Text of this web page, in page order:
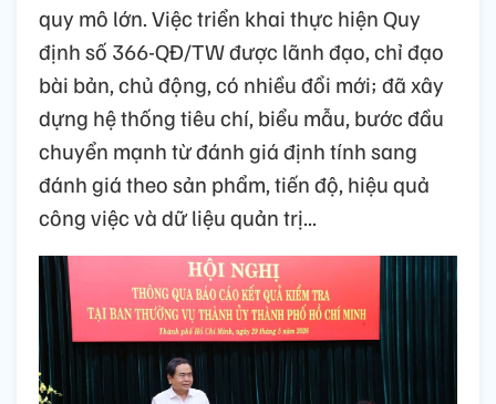
quy mô lớn. Việc triển khai thực hiện Quy
định số 366-QĐ/TW được lãnh đạo, chỉ đạo
bài bản, chủ động, có nhiều đổi mới; đã xây
dựng hệ thống tiêu chí, biểu mẫu, bước đầu
chuyển mạnh từ đánh giá định tính sang
đánh giá theo sản phẩm, tiến độ, hiệu quả
công việc và dữ liệu quản trị...